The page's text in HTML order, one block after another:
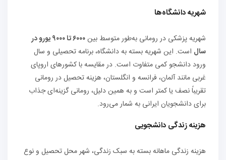
شهریه دانشگاه‌ها
شهریه پزشکی در رومانی به‌طور متوسط بین
۶۰۰۰ تا ۹۰۰۰ یورو در
سال است. این شهریه بسته به دانشگاه، برنامه تحصیلی و سال
ورود دانشجو کمی متفاوت است. در مقایسه با کشورهای اروپای
غربی مانند آلمان، فرانسه و انگلستان، هزینه تحصیل در رومانی
تقریباً نصف یا کمتر است و به همین دلیل، رومانی گزینه‌ای جذاب
برای دانشجویان ایرانی به شمار می‌رود.
هزینه زندگی دانشجویی
هزینه زندگی ماهانه بسته به سبک زندگی، شهر محل تحصیل و نوع